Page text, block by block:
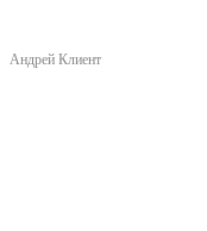
Андрей Клиент